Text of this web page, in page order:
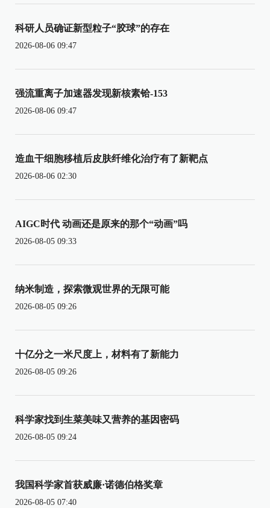
科研人员确证新型粒子“胶球”的存在
2026-08-06 09:47
强流重离子加速器发现新核素铪-153
2026-08-06 09:47
造血干细胞移植后皮肤纤维化治疗有了新靶点
2026-08-06 02:30
AIGC时代 动画还是原来的那个“动画”吗
2026-08-05 09:33
纳米制造，探索微观世界的无限可能
2026-08-05 09:26
十亿分之一米尺度上，材料有了新能力
2026-08-05 09:26
科学家找到生菜美味又营养的基因密码
2026-08-05 09:24
我国科学家首获威廉·诺德伯格奖章
2026-08-05 07:40